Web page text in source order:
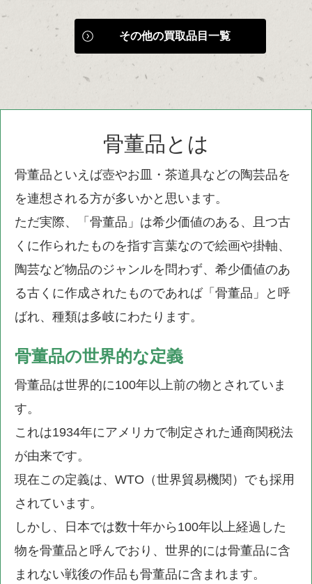
その他の買取品目一覧
骨董品とは
骨董品といえば壺やお皿・茶道具などの陶芸品を
を連想される方が多いかと思います。
ただ実際、「骨董品」は希少価値のある、且つ古
くに作られたものを指す言葉なので絵画や掛軸、
陶芸など物品のジャンルを問わず、希少価値のあ
る古くに作成されたものであれば「骨董品」と呼
ばれ、種類は多岐にわたります。
骨董品の世界的な定義
骨董品は世界的に100年以上前の物とされていま
す。
これは1934年にアメリカで制定された通商関税法
が由来です。
現在この定義は、WTO（世界貿易機関）でも採用
されています。
しかし、日本では数十年から100年以上経過した
物を骨董品と呼んでおり、世界的には骨董品に含
まれない戦後の作品も骨董品に含まれます。